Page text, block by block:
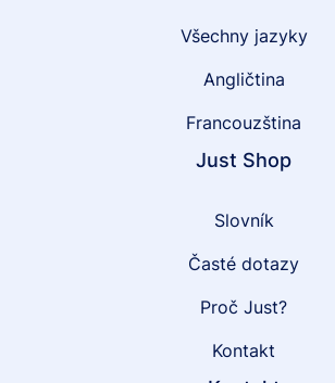
Všechny jazyky
Angličtina
Francouzština
Just Shop
Slovník
Časté dotazy
Proč Just?
Kontakt